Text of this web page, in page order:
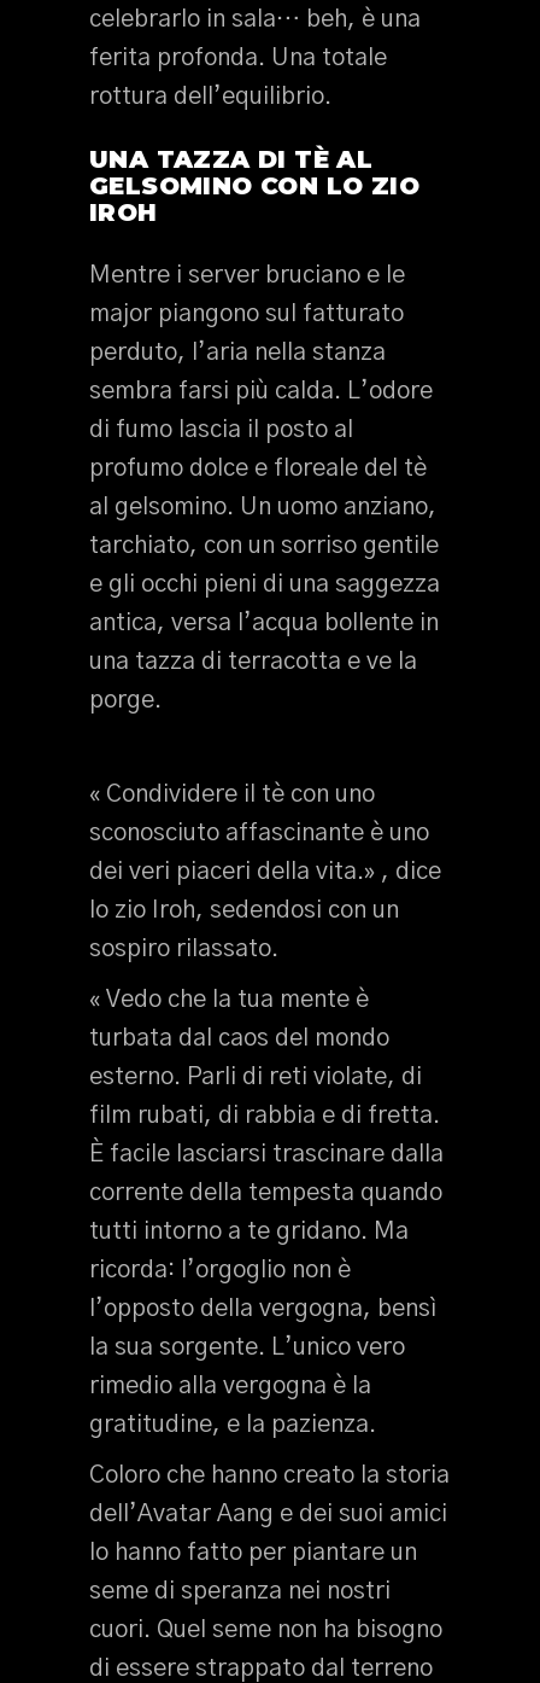
celebrarlo in sala… beh, è una
ferita profonda. Una totale
rottura dell’equilibrio.
UNA TAZZA DI TÈ AL
GELSOMINO CON LO ZIO
IROH
Mentre i server bruciano e le
major piangono sul fatturato
perduto, l’aria nella stanza
sembra farsi più calda. L’odore
di fumo lascia il posto al
profumo dolce e floreale del tè
al gelsomino. Un uomo anziano,
tarchiato, con un sorriso gentile
e gli occhi pieni di una saggezza
antica, versa l’acqua bollente in
una tazza di terracotta e ve la
porge.
« Condividere il tè con uno
sconosciuto affascinante è uno
dei veri piaceri della vita.» , dice
lo zio Iroh, sedendosi con un
sospiro rilassato.
« Vedo che la tua mente è
turbata dal caos del mondo
esterno. Parli di reti violate, di
film rubati, di rabbia e di fretta.
È facile lasciarsi trascinare dalla
corrente della tempesta quando
tutti intorno a te gridano. Ma
ricorda: l’orgoglio non è
l’opposto della vergogna, bensì
la sua sorgente. L’unico vero
rimedio alla vergogna è la
gratitudine, e la pazienza.
Coloro che hanno creato la storia
dell’Avatar Aang e dei suoi amici
lo hanno fatto per piantare un
seme di speranza nei nostri
cuori. Quel seme non ha bisogno
di essere strappato dal terreno